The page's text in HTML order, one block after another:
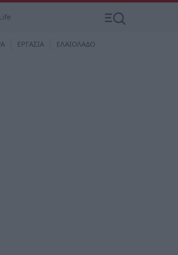
ΕΡΓΑΣΙΑ ΕΛΑΙΟΛΑΔΟ